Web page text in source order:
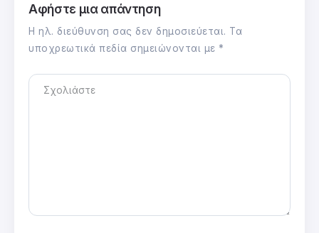
Αφήστε μια απάντηση
Η ηλ. διεύθυνση σας δεν δημοσιεύεται. Τα
υποχρεωτικά πεδία σημειώνονται με *